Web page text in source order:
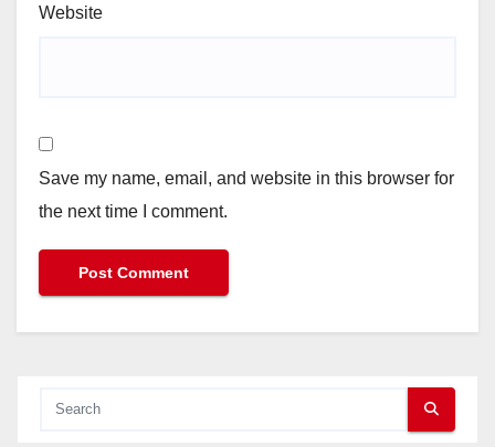
Website
Save my name, email, and website in this browser for
the next time I comment.